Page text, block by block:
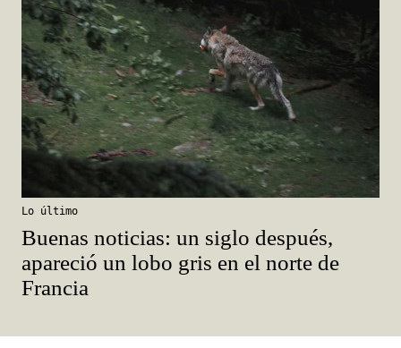
Lo último
Buenas noticias: un siglo después,
apareció un lobo gris en el norte de
Francia